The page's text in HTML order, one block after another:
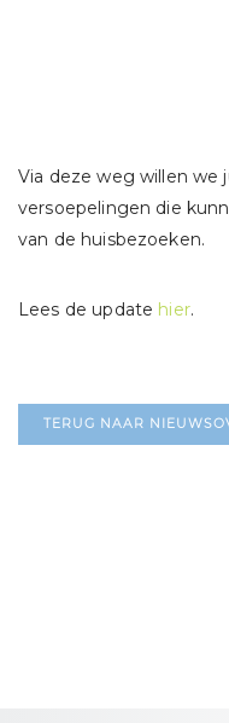
Via deze weg willen we
versoepelingen die
van de huisbezoeken.
Lees de update hier.
TERUG NAAR